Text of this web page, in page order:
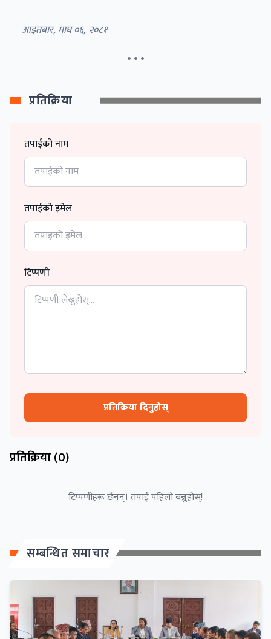
आइतबार, माघ ०६, २०८१
• • •
प्रतिक्रिया
तपाईको नाम
तपाईको इमेल
टिप्पणी
प्रतिक्रिया दिनुहोस्
प्रतिक्रिया (0)
टिप्पणीहरू छैनन्। तपाईं पहिलो बन्नुहोस्!
सम्बन्धित समाचार